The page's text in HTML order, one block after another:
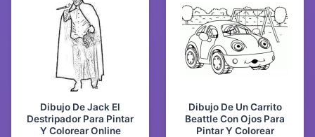
Dibujo De Jack El
Destripador Para Pintar
Y Colorear Online
Dibujo De Un Carrito
Beattle Con Ojos Para
Pintar Y Colorear